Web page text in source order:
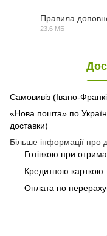
Правила
23.6 МБ
Самовивіз (Івано-
«Нова пошта» по
доставки)
Більше інформації про
Готівкою при
Кредитною карткою
Оплата по